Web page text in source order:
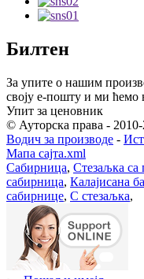
Билтен
За упите о нашим
своју е-пошту и ми ћемо
Упит за ценовник
© Ауторска права -
Водич за производе -
Мапа сајта.xml
Сабирница, Стезаљка
сабирница, Калајисана
сабирнице, C стезаљка,